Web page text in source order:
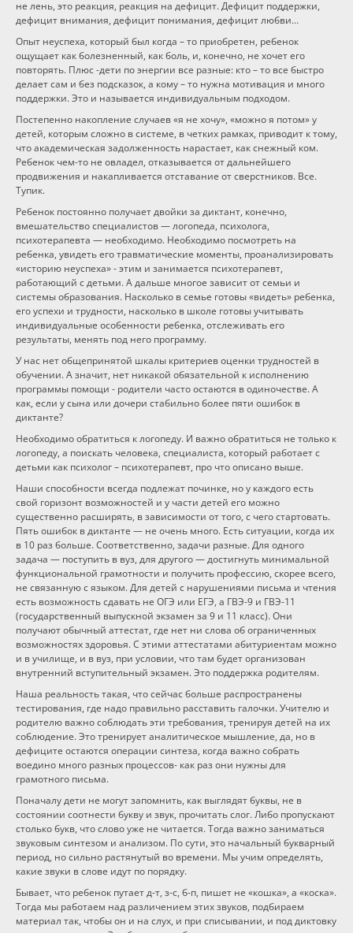
Статьи
Новости
Контакты
не лень, это реакция, реакция на дефицит. Дефицит поддержки,
дефицит внимания, дефицит понимания, дефицит любви…
Опыт неуспеха, который был когда – то приобретен, ребенок
ощущает как болезненный, как боль, и, конечно, не хочет его
повторять. Плюс -дети по энергии все разные: кто – то все быстро
делает сам и без подсказок, а кому – то нужна мотивация и много
поддержки. Это и называется индивидуальным подходом.
Постепенно накопление случаев «я не хочу», «можно я потом» у
детей, которым сложно в системе, в четких рамках, приводит к тому,
что академическая задолженность нарастает, как снежный ком.
Ребенок чем-то не овладел, отказывается от дальнейшего
продвижения и накапливается отставание от сверстников. Все.
Тупик.
Ребенок постоянно получает двойки за диктант, конечно,
вмешательство специалистов — логопеда, психолога,
психотерапевта — необходимо. Необходимо посмотреть на
ребенка, увидеть его травматические моменты, проанализировать
«историю неуспеха» - этим и занимается психотерапевт,
работающий с детьми. А дальше многое зависит от семьи и
системы образования. Насколько в семье готовы «видеть» ребенка,
его успехи и трудности, насколько в школе готовы учитывать
индивидуальные особенности ребенка, отслеживать его
результаты, менять под него программу.
У нас нет общепринятой шкалы критериев оценки трудностей в
обучении. А значит, нет никакой обязательной к исполнению
программы помощи - родители часто остаются в одиночестве. А
как, если у сына или дочери стабильно более пяти ошибок в
диктанте?
Необходимо обратиться к логопеду. И важно обратиться не только к
логопеду, а поискать человека, специалиста, который работает с
детьми как психолог – психотерапевт, про что описано выше.
Наши способности всегда подлежат починке, но у каждого есть
свой горизонт возможностей и у части детей его можно
существенно расширять, в зависимости от того, с чего стартовать.
Пять ошибок в диктанте — не очень много. Есть ситуации, когда их
в 10 раз больше. Соответственно, задачи разные. Для одного
задача — поступить в вуз, для другого — достигнуть минимальной
функциональной грамотности и получить профессию, скорее всего,
не связанную с языком. Для детей с нарушениями письма и чтения
есть возможность сдавать не ОГЭ или ЕГЭ, а ГВЭ-9 и ГВЭ-11
(государственный выпускной экзамен за 9 и 11 класс). Они
получают обычный аттестат, где нет ни слова об ограниченных
возможностях здоровья. С этими аттестатами абитуриентам можно
и в училище, и в вуз, при условии, что там будет организован
внутренний вступительный экзамен. Это поддержка родителям.
Наша реальность такая, что сейчас больше распространены
тестирования, где надо правильно расставить галочки. Учителю и
родителю важно соблюдать эти требования, тренируя детей на их
соблюдение. Это тренирует аналитическое мышление, да, но в
дефиците остаются операции синтеза, когда важно собрать
воедино много разных процессов- как раз они нужны для
грамотного письма.
Поначалу дети не могут запомнить, как выглядят буквы, не в
состоянии соотнести букву и звук, прочитать слог. Либо пропускают
столько букв, что слово уже не читается. Тогда важно заниматься
звуковым синтезом и анализом. По сути, это начальный букварный
период, но сильно растянутый во времени. Мы учим определять,
какие звуки в слове идут по порядку.
Бывает, что ребенок путает д-т, з-с, б-п, пишет не «кошка», а «коска».
Тогда мы работаем над различением этих звуков, подбираем
материал так, чтобы он и на слух, и при списывании, и под диктовку